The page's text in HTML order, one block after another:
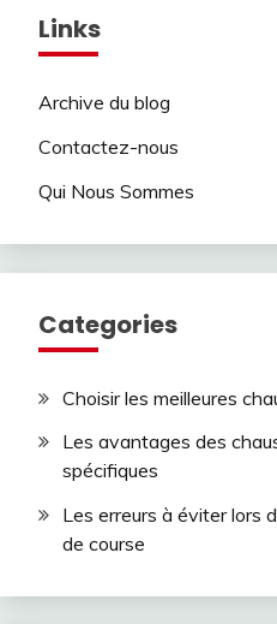
Links
Archive du blog
Contactez-nous
Qui Nous Sommes
Categories
Choisir les meilleures
Les avantages des
spécifiques
Les erreurs à éviter lors
de course